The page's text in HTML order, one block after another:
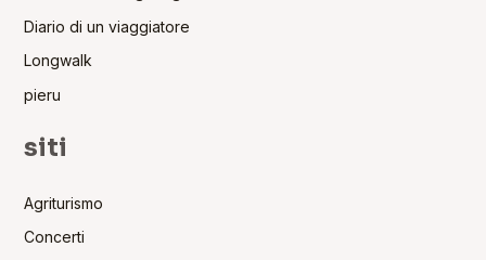
Diario di un viaggiatore
Longwalk
pieru
siti
Agriturismo
Concerti